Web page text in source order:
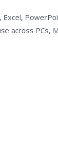
across PCs,